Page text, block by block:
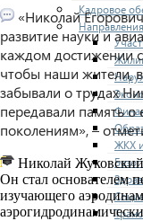
Кадровое
ЖКХ
«Николай
развитие науки и
каждом достижении
чтобы наши жители,
забывали о трудах
передавали память
поколениям», –
Николай
Он стал основателем
изучающего